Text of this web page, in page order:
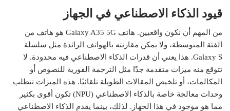
قيود الذكاء الاصطناعي في الجهاز
من المهم أن نكون واقعيين. هاتف Galaxy A35 5G هو هاتف من
الفئة المتوسطة، ولا يمكن مقارنته بالهواتف الرائدة مثل سلسلة
Galaxy S. هذا يعني أن قدرات الذكاء الاصطناعي فيه محدودة. لا
تتوقع منه ميزات متقدمة جدًا مثل الترجمة الفورية للنصوص أو
المكالمات، أو تلخيص المقالات الطويلة تلقائيًا. هذه الميزات تتطلب
وحدات معالجة خاصة بالذكاء الاصطناعي (NPU) تكون أقوى بكثير
مما هو موجود في هذا الجهاز. لذلك، بينما يقدم الذكاء الاصطناعي